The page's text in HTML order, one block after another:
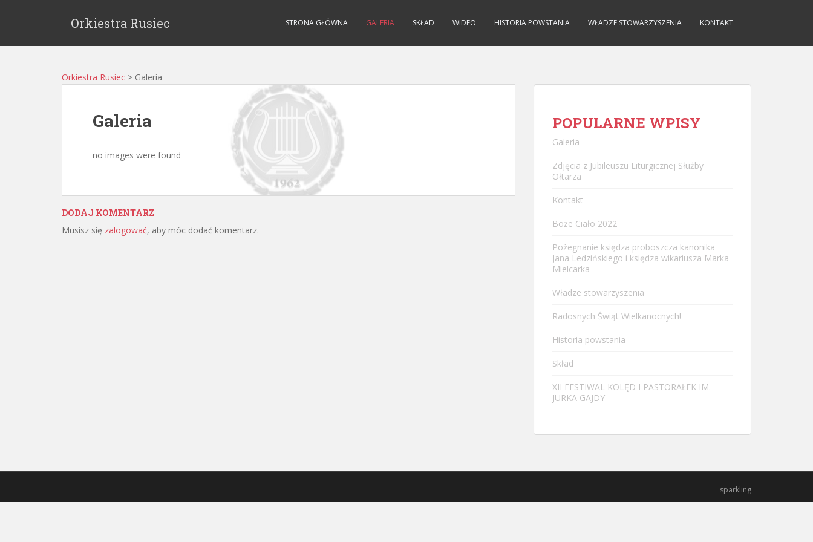
Orkiestra Rusiec STRONA GŁÓWNA GALERIA SKŁAD WIDEO HISTORIA POWSTANIA WŁADZE STOWARZYSZENIA KONTAKT
Orkiestra Rusiec > Galeria
Galeria
no images were found
DODAJ KOMENTARZ
Musisz się zalogować, aby móc dodać komentarz.
POPULARNE WPISY
Galeria
Zdjęcia z Jubileuszu Liturgicznej Służby
Ołtarza
Kontakt
Boże Ciało 2022
Pożegnanie księdza proboszcza kanonika
Jana Ledzińskiego i księdza wikariusza Marka
Mielcarka
Władze stowarzyszenia
Radosnych Świąt Wielkanocnych!
Historia powstania
Skład
XII FESTIWAL KOLĘD I PASTORAŁEK IM.
JURKA GAJDY
sparkling